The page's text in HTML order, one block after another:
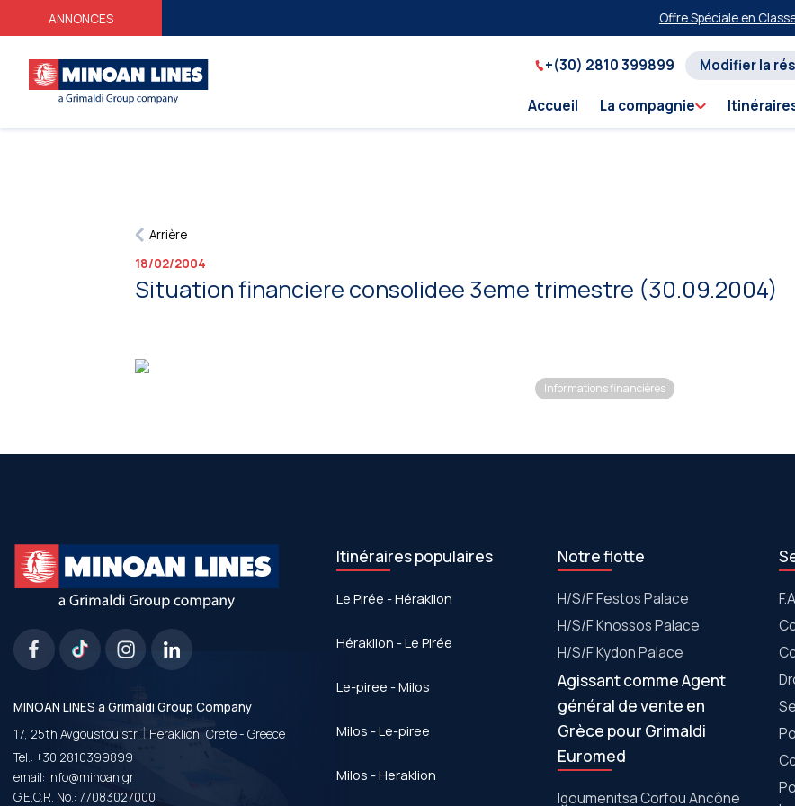
ANNONCES Offre Spéciale en
+(30) 2810 399899 Modifier la
Accueil La compagnie
Arrière
18/02/2004
Situation financiere consolidee 3eme trimestre (30.09.2004)
Informations financières
MINOAN LINES a Grimaldi Group Company
17, 25th Avgoustou str. | Heraklion, Crete - Greece
Tel.: +30 2810399899
email: info@minoan.gr
G.E.C.R. No.: 77083027000
Itinéraires populaires
Le Pirée - Héraklion
Héraklion - Le Pirée
Le-piree - Milos
Milos - Le-piree
Milos - Heraklion
Notre flotte
Η/S/F Festos Palace
H/S/F Knossos Palace
H/S/F Kydon Palace
Agissant comme Agent
général de vente en
Grèce pour Grimaldi
Euromed
Igoumenitsa Corfou Ancône